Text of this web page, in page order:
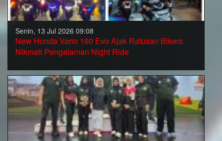
Senin, 13 Jul 2026 09:08
New Honda Vario 160 Evo Ajak Ratusan Bikers
Nikmati Pengalaman Night Ride